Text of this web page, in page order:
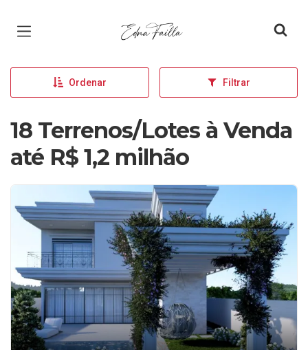
Página inicial
Ordenar Filtrar
18 Terrenos/Lotes à Venda
até R$ 1,2 milhão